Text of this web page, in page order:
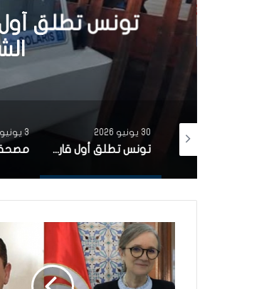
تونس تطلق
30 يونيو 2026
تونس تطلق أول قارب صيد كهربائي يعمل بالطاقة الشمسية في المتوسط
3 يونيو 2026